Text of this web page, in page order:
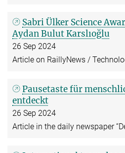
Sabri Ülker Science
Aydan Bulut Karslıoğlu
26 Sep 2024
Article on RaillyNews /
Pausetaste für
entdeckt
26 Sep 2024
Article in the daily newspaper